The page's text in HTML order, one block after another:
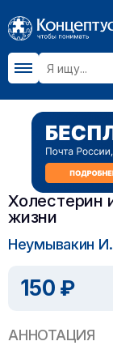
Холестерин
жизни
Неумывакин
150 ₽
АННОТАЦИЯ